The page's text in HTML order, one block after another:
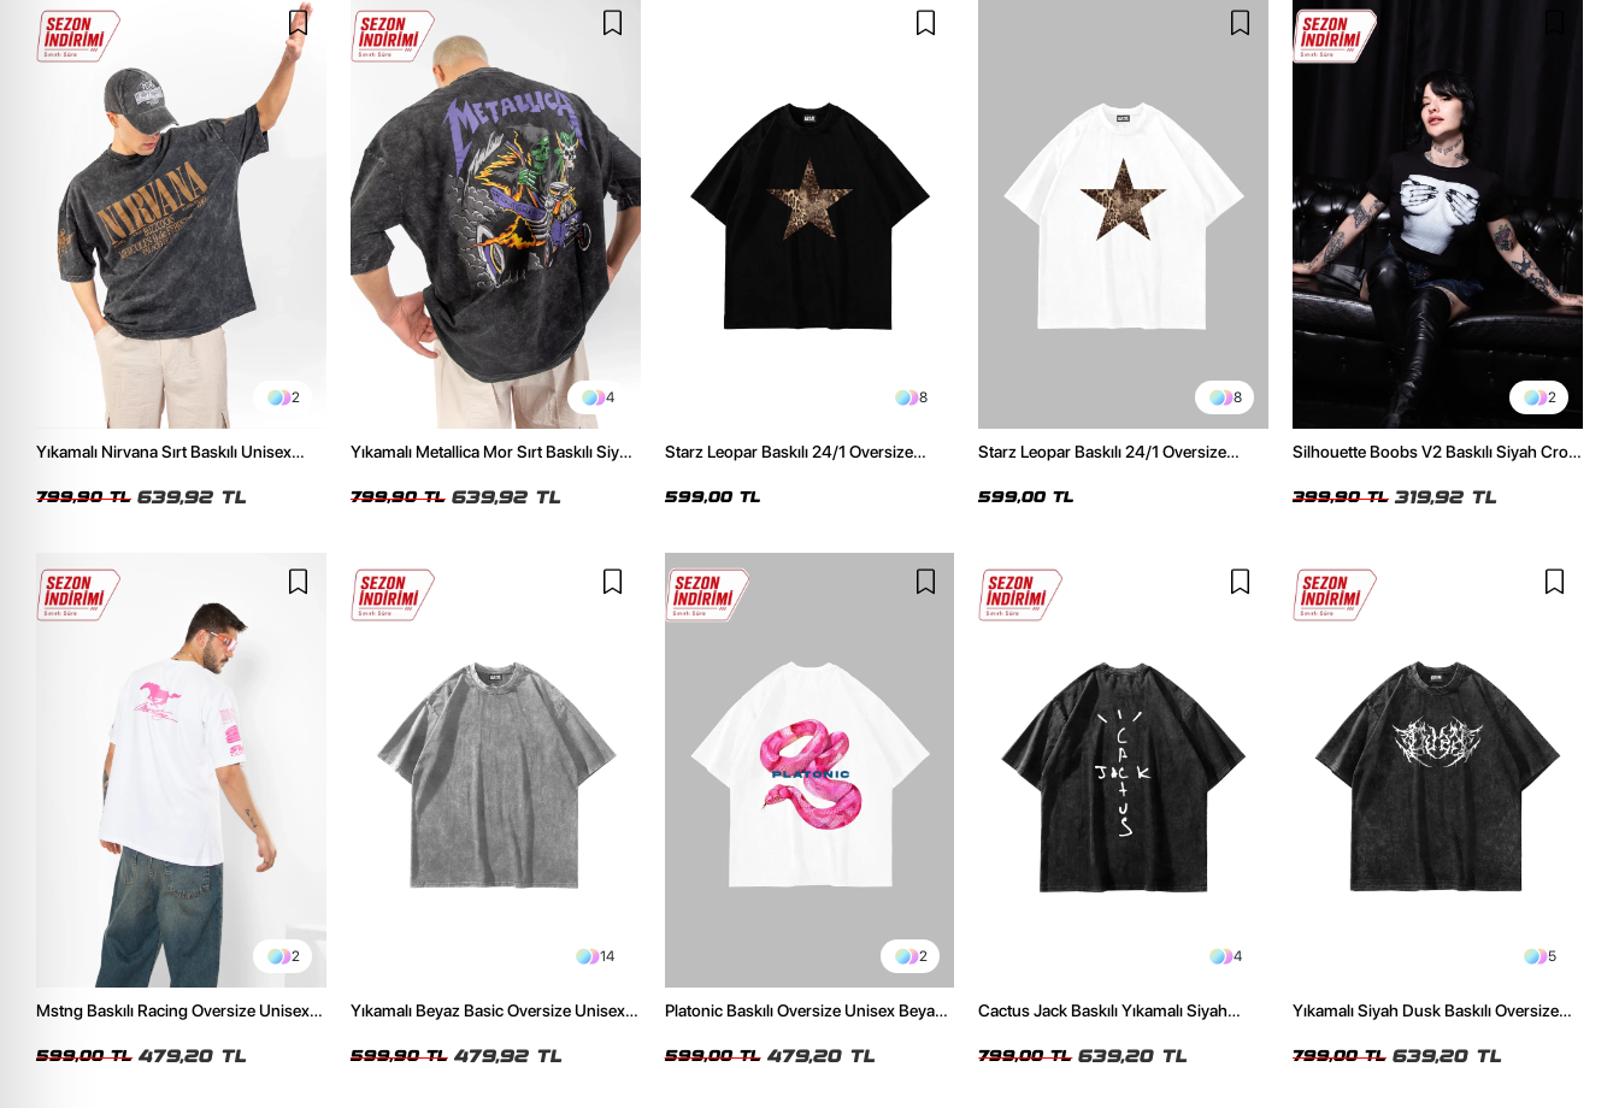
2
Yıkamalı Nirvana Sırt Baskılı Unisex
799,90 TL 639,92 TL
4
Yıkamalı Metallica Mor Sırt Baskılı Siyah
799,90 TL 639,92 TL
8
Starz Leopar Baskılı 24/1 Oversize
599,00 TL
8
Starz Leopar Baskılı 24/1 Oversize
599,00 TL
2
Silhouette Boobs V2 Baskılı Siyah Crop
399,90 TL 319,92 TL
2
Mstng Baskılı Racing Oversize Unisex
599,00 TL 479,20 TL
14
Yıkamalı Beyaz Basic Oversize Unisex
599,90 TL 479,92 TL
2
Platonic Baskılı Oversize Unisex Beyaz
599,00 TL 479,20 TL
4
Cactus Jack Baskılı Yıkamalı Siyah
799,00 TL 639,20 TL
5
Yıkamalı Siyah Dusk Baskılı Oversize
799,00 TL 639,20 TL